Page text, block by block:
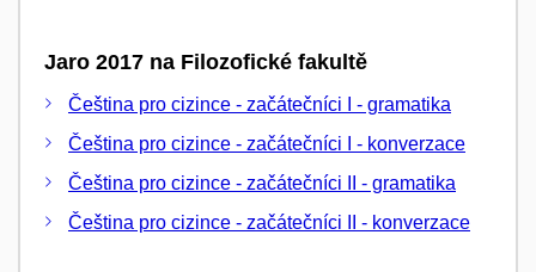
Jaro 2017 na Filozofické fakultě
Čeština pro cizince - začátečníci I - gramatika
Čeština pro cizince - začátečníci I - konverzace
Čeština pro cizince - začátečníci II - gramatika
Čeština pro cizince - začátečníci II - konverzace